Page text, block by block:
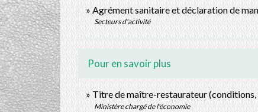
Agrément sanitaire et déclaration de
Secteurs d'activité
Pour en savoir plus
Titre de maître-restaurateur
Ministère chargé de l'économie